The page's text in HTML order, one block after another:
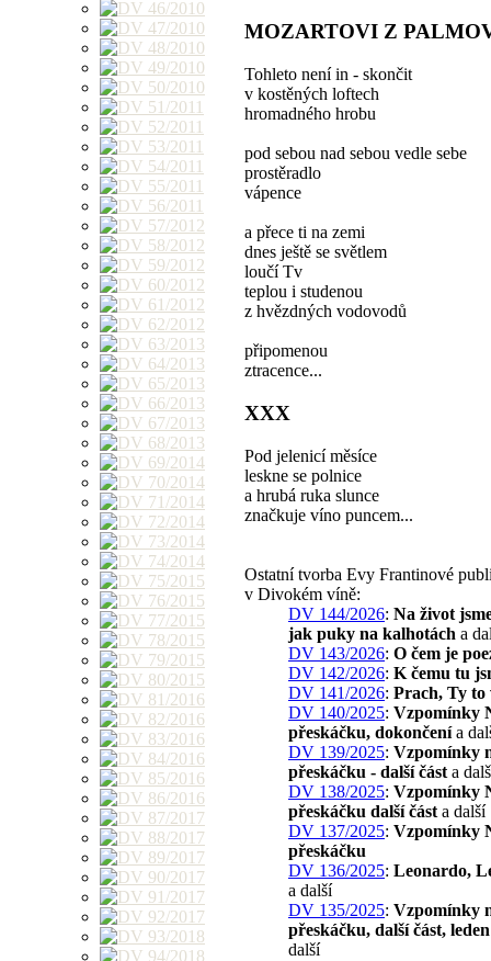
MOZARTOVI Z
Tohleto není in - skončit
v kostěných loftech
hromadného hrobu
pod sebou nad sebou vedle sebe
prostěradlo
vápence
a přece ti na zemi
dnes ještě se světlem
loučí Tv
teplou i studenou
z hvězdných vodovodů
připomenou
ztracence...
XXX
Pod jelenicí měsíce
leskne se polnice
a hrubá ruka slunce
značkuje víno puncem...
Ostatní tvorba Evy Frantinové
v Divokém víně:
DV 144/2026: Na život
jak puky na kalhotách a
DV 143/2026: O čem je
DV 142/2026: K čemu tu
DV 141/2026: Prach, Ty to
DV 140/2025: Vzpomínky
přeskáčku, dokončenía
DV 139/2025: Vzpomínky
přeskáčku - další část a
DV 138/2025: Vzpomínky
přeskáčku další část a další
DV 137/2025: Vzpomínky
přeskáčku
DV 136/2025: Leonardo,
a další
DV 135/2025: Vzpomínky
přeskáčku, další část,
další